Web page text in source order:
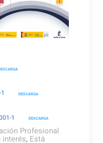
DESCARGA
1 DESCARGA
Profesional
interés, Está